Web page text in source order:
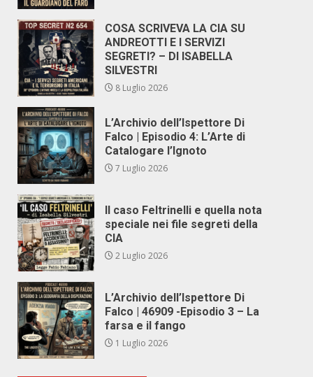
COSA SCRIVEVA LA CIA SU
ANDREOTTI E I SERVIZI
SEGRETI? – DI ISABELLA
SILVESTRI
8 Luglio 2026
L’Archivio dell’Ispettore Di
Falco | Episodio 4: L’Arte di
Catalogare l’Ignoto
7 Luglio 2026
Il caso Feltrinelli e quella nota
speciale nei file segreti della
CIA
2 Luglio 2026
L’Archivio dell’Ispettore Di
Falco | 46909 -Episodio 3 – La
farsa e il fango
1 Luglio 2026